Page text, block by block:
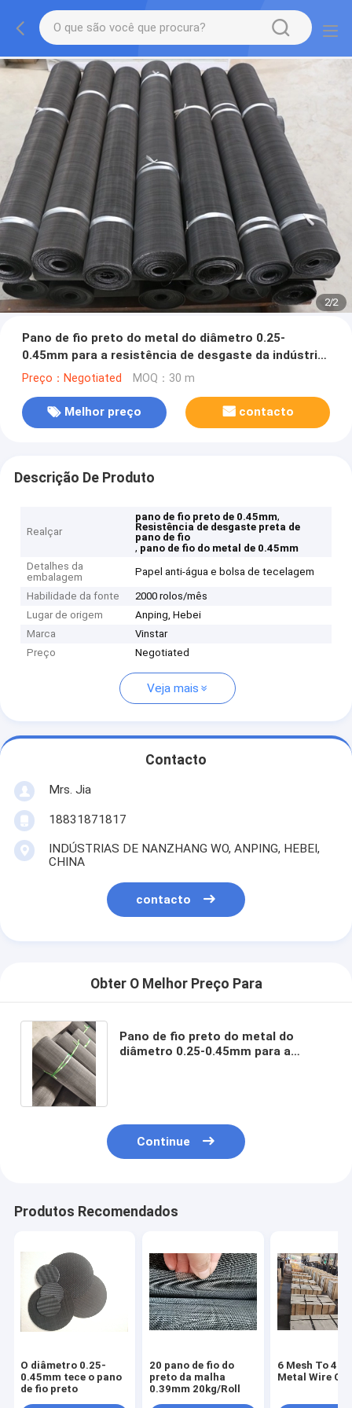
2/2
Pano de fio preto do metal do diâmetro 0.25-
0.45mm para a resistência de desgaste da indústria
de carro
Preço：Negotiated MOQ：30 m
Melhor preço contacto
Descrição De Produto
Realçar
pano de fio preto de 0.45mm,
Resistência de desgaste preta de
pano de fio
, pano de fio do metal de 0.45mm
Detalhes da
embalagem
Papel anti-água e bolsa de tecelagem
Habilidade da fonte
2000 rolos/mês
Lugar de origem
Anping, Hebei
Marca
Vinstar
Preço
Negotiated
Veja mais
Contacto
Mrs. Jia
18831871817
INDÚSTRIAS DE NANZHANG WO, ANPING, HEBEI,
CHINA
contacto
Obter O Melhor Preço Para
Pano de fio preto do metal do
diâmetro 0.25-0.45mm para a
Continue
Produtos Recomendados
O diâmetro 0.25-
0.45mm tece o pano
de fio preto
20 pano de fio do
preto da malha
0.39mm 20kg/Roll
6 Mesh To 40
Metal Wire